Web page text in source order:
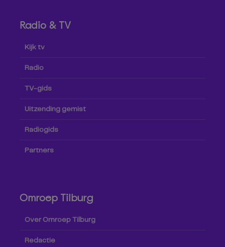
Radio & TV
Kijk tv
Radio
TV-gids
Uitzending gemist
Radiogids
Partners
Omroep Tilburg
Over Omroep Tilburg
Redactie